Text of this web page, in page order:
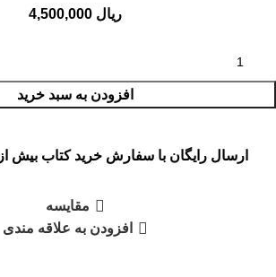
ریال
افزودن به سبد خرید
ارسال رایگان با سفارش خرید کتاب بیش از 800 هزار تومان
مقایسه
افزودن به علاقه مندی